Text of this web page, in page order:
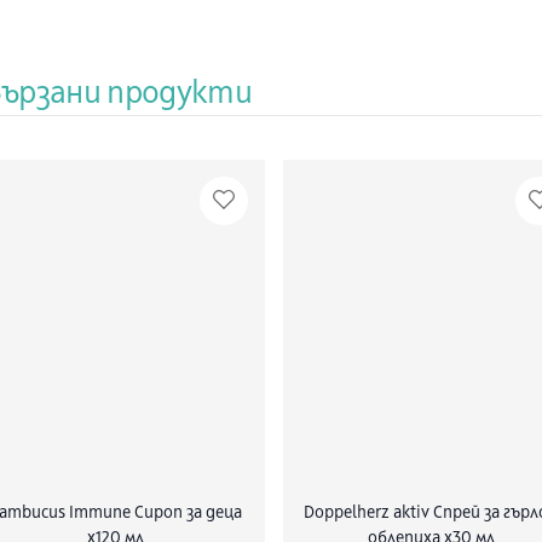
продукти
Immune Сироп за деца
Doppelherz aktiv Спрей за